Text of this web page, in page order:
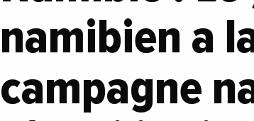
namibien a
campagne